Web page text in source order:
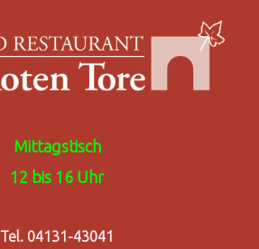
Mittagstisch
12 bis 16 Uhr
Tel. 04131-43041